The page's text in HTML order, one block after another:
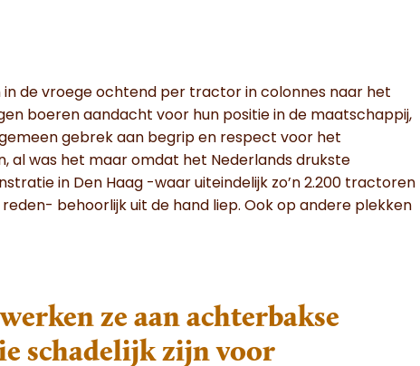
in de vroege ochtend per tractor in colonnes naar het
boeren aandacht voor hun positie in de maatschappij,
gebrek aan begrip en respect voor het
al was het maar omdat het Nederlands drukste
in Den Haag -waar uiteindelijk zo’n 2.200 tractoren
behoorlijk uit de hand liep. Ook op andere plekken
ze aan achterbakse
schadelijk zijn voor